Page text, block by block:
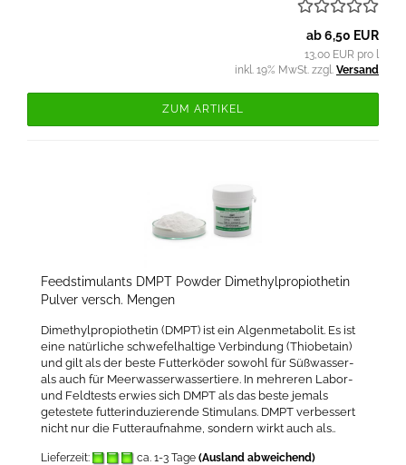
ab 6,50 EUR
13,00 EUR pro l
inkl. 19% MwSt. zzgl. Versand
ZUM ARTIKEL
Feedstimulants DMPT Powder Dimethylpropiothetin
Pulver versch. Mengen
Dimethylpropiothetin (DMPT) ist ein Algenmetabolit. Es ist
eine natürliche schwefelhaltige Verbindung (Thiobetain)
und gilt als der beste Futterköder sowohl für Süßwasser-
als auch für Meerwasserwassertiere. In mehreren Labor-
und Feldtests erwies sich DMPT als das beste jemals
getestete futterinduzierende Stimulans. DMPT verbessert
nicht nur die Futteraufnahme, sondern wirkt auch als..
Lieferzeit: ca. 1-3 Tage (Ausland abweichend)